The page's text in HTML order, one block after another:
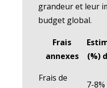
grandeur et leur
budget global.
Frais
annexes
(%)
Frais de
7-8%